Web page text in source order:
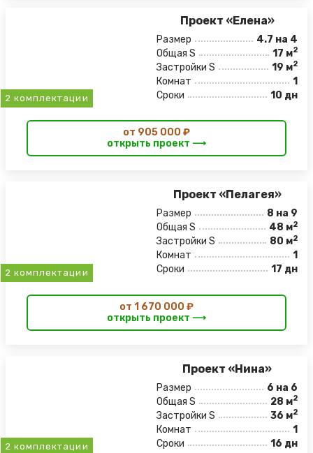
2 комплектации
Проект «Елена»
Размер
4.7 на 4
Общая S
17 м2
Застройки S 19 м2
Комнат
1
Сроки
10 дн
от 905 000 ₽
открыть проект ⟶
2 комплектации
Проект «Пелагея»
Размер
8 на 9
Общая S
48 м2
Застройки S 80 м2
Комнат
1
Сроки
17 дн
от 1 670 000 ₽
открыть проект ⟶
2 комплектации
Проект «Нина»
Размер
6 на 6
Общая S
28 м2
Застройки S 36 м2
Комнат
1
Сроки
16 дн